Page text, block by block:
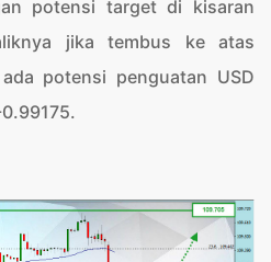
potensi target di kisaran
jika tembus ke atas
potensi penguatan USD